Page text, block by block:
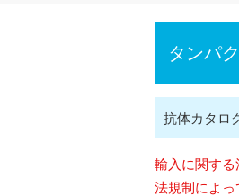
タンパ
抗体カタロ
輸入に関する
法規制によ